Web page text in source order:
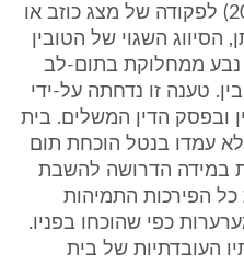
החילוט הקבועה בסעיף ‎204(9) לפקודה של מצג כוזב או
השגוי של הטובין
נבע ממחלוקת בתום-לב
טענה זו נדחתה על-ידי
ובפסק הדין המשלים. בית
עמדו בנטל הוכחת תום
במידה הדרושה להשבת
הפירכות התמיהות
כפי שהוכחו בפניו.
העובדתיות של בית